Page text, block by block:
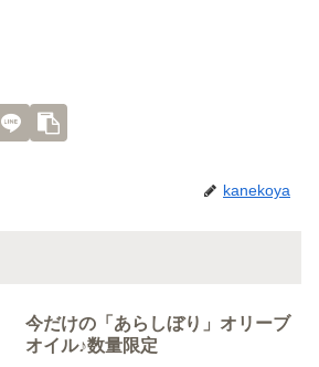
kanekoya
今だけの「あらしぼり」オリーブ
オイル♪数量限定